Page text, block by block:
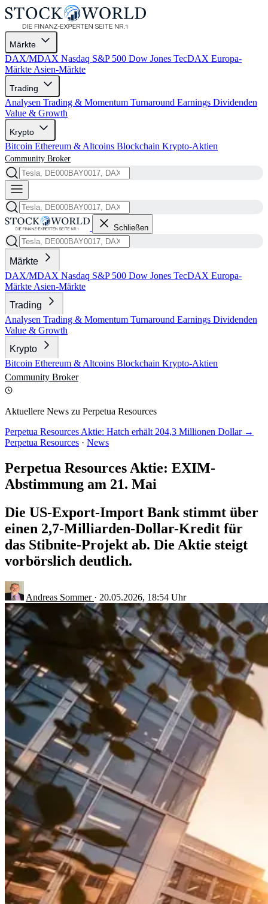
Märkte
DAX/MDAX Nasdaq S&P 500 Dow Jones TecDAX Europa-
Märkte Asien-Märkte
Trading
Analysen Trading & Momentum Turnaround Earnings Dividenden
Value & Growth
Krypto
Bitcoin Ethereum & Altcoins Blockchain Krypto-Aktien
Community Broker
Schließen
Märkte
DAX/MDAX Nasdaq S&P 500 Dow Jones TecDAX Europa-
Märkte Asien-Märkte
Trading
Analysen Trading & Momentum Turnaround Earnings Dividenden
Value & Growth
Krypto
Bitcoin Ethereum & Altcoins Blockchain Krypto-Aktien
Community Broker
Aktuellere News zu Perpetua Resources
Perpetua Resources Aktie: Hatch erhält 204,3 Millionen Dollar →
Perpetua Resources · News
Perpetua Resources Aktie: EXIM-
Abstimmung am 21. Mai
Die US-Export-Import Bank stimmt über
einen 2,7-Milliarden-Dollar-Kredit für
das Stibnite-Projekt ab. Die Aktie steigt
vorbörslich deutlich.
Andreas Sommer · 20.05.2026, 18:54 Uhr